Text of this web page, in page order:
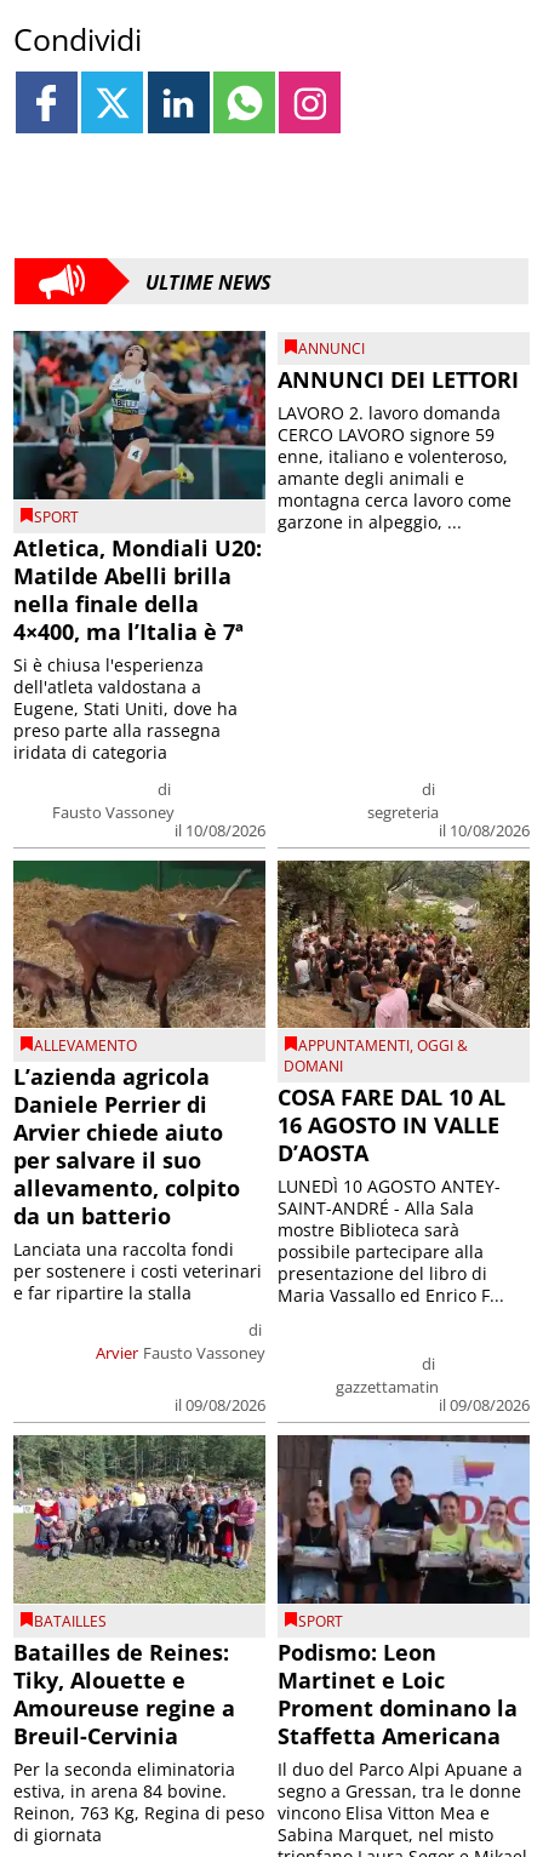
Condividi
ULTIME NEWS
SPORT
Atletica, Mondiali U20:
Matilde Abelli brilla
nella finale della
4×400, ma l’Italia è 7ª
di
Fausto Vassoney
il 10/08/2026
Si è chiusa l'esperienza
dell'atleta valdostana a
Eugene, Stati Uniti, dove ha
preso parte alla rassegna
iridata di categoria
ANNUNCI
ANNUNCI DEI LETTORI
di
segreteria
il 10/08/2026
LAVORO 2. lavoro domanda
CERCO LAVORO signore 59
enne, italiano e volenteroso,
amante degli animali e
montagna cerca lavoro come
garzone in alpeggio, ...
ALLEVAMENTO
L’azienda agricola
Daniele Perrier di
Arvier chiede aiuto
per salvare il suo
allevamento, colpito
da un batterio
Arvier
di
Fausto Vassoney
il 09/08/2026
Lanciata una raccolta fondi
per sostenere i costi veterinari
e far ripartire la stalla
APPUNTAMENTI,OGGI &
DOMANI
COSA FARE DAL 10 AL
16 AGOSTO IN VALLE
D’AOSTA
di
gazzettamatin
il 09/08/2026
LUNEDÌ 10 AGOSTO ANTEY-
SAINT-ANDRÉ - Alla Sala
mostre Biblioteca sarà
possibile partecipare alla
presentazione del libro di
Maria Vassallo ed Enrico F...
BATAILLES
Batailles de Reines:
Tiky, Alouette e
Amoureuse regine a
Breuil-Cervinia
Per la seconda eliminatoria
estiva, in arena 84 bovine.
Reinon, 763 Kg, Regina di peso
di giornata
SPORT
Podismo: Leon
Martinet e Loic
Proment dominano la
Staffetta Americana
Il duo del Parco Alpi Apuane a
segno a Gressan, tra le donne
vincono Elisa Vitton Mea e
Sabina Marquet, nel misto